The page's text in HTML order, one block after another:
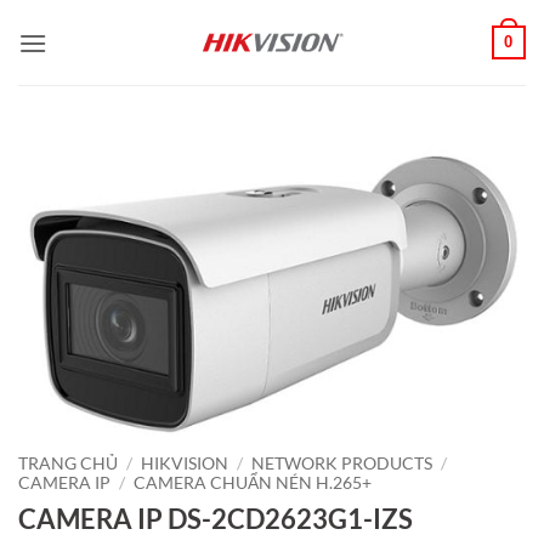
qua
0
TRANG CHỦ / HIKVISION / NETWORK PRODUCTS /
CAMERA IP / CAMERA CHUẨN NÉN H.265+
CAMERA IP DS-2CD2623G1-IZS